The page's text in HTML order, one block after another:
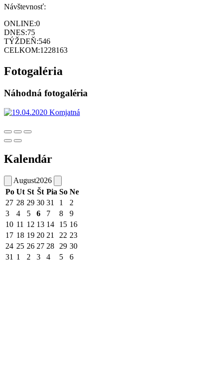
Návštevnosť:
ONLINE:0
DNES:75
TÝŽDEŇ:546
CELKOM:1228163
Fotogaléria
Náhodná fotogaléria
Kalendár
August2026
Po Ut St Št Pia So Ne
27 28 29 30 31 1
2
3
4 5 6 7 8
9
10 11 12 13 14 15 16
17 18 19 20 21 22 23
24 25 26 27 28 29 30
31 1 2 3 4 5 6